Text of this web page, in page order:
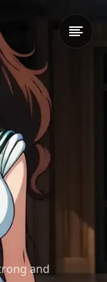
and